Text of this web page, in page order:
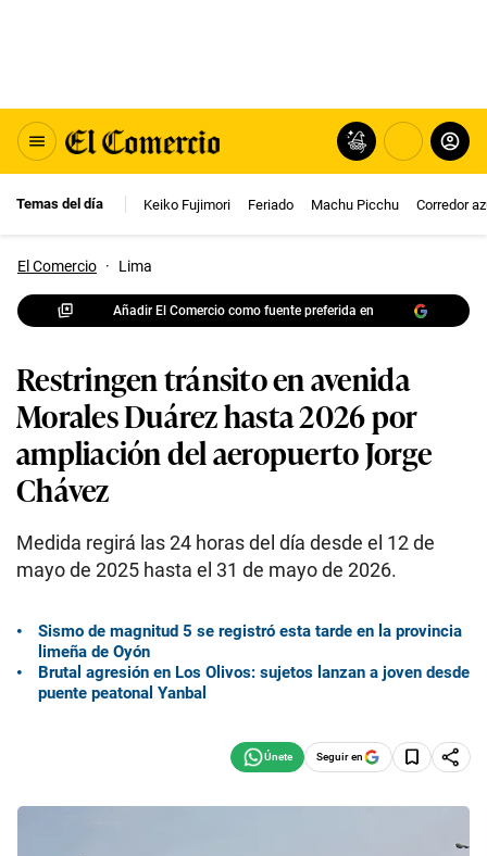
Temas del día Keiko Fujimori Feriado Machu Picchu Corredor
El Comercio · Lima
Añadir El Comercio como fuente preferida en
Restringen tránsito en avenida
Morales Duárez hasta 2026 por
ampliación del aeropuerto Jorge
Chávez
Medida regirá las 24 horas del día desde el 12 de
mayo de 2025 hasta el 31 de mayo de 2026.
Sismo de magnitud 5 se registró esta tarde en la provincia
limeña de Oyón
Brutal agresión en Los Olivos: sujetos lanzan a joven desde
puente peatonal Yanbal
Seguir en